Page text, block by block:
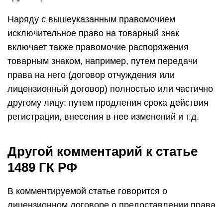
Наряду с вышеуказанным правомочием
исключительное право на товарный знак
включает также правомочие распоряжения
товарным знаком, например, путем передачи
права на него (договор отчуждения или
лицензионный договор) полностью или частично
другому лицу; путем продления срока действия
регистрации, внесения в нее изменений и т.д.
Другой комментарий к статье
1489 ГК РФ
В комментируемой статье говорится о
лицензионном договоре о предоставлении права